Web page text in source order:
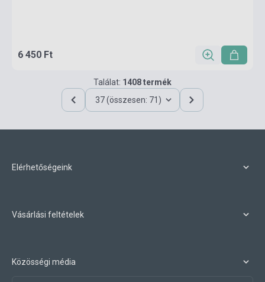
6 450 Ft
Találat: 1408 termék
37 (összesen: 71)
Elérhetőségeink
Vásárlási feltételek
Közösségi média